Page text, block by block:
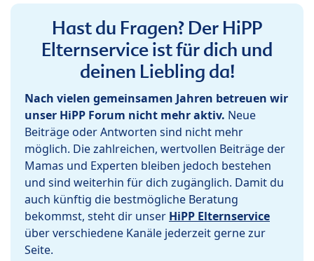
Hast du Fragen? Der HiPP
Elternservice ist für dich und
deinen Liebling da!
Nach vielen gemeinsamen Jahren betreuen wir
unser HiPP Forum nicht mehr aktiv. Neue
Beiträge oder Antworten sind nicht mehr
möglich. Die zahlreichen, wertvollen Beiträge der
Mamas und Experten bleiben jedoch bestehen
und sind weiterhin für dich zugänglich. Damit du
auch künftig die bestmögliche Beratung
bekommst, steht dir unser HiPP Elternservice
über verschiedene Kanäle jederzeit gerne zur
Seite.